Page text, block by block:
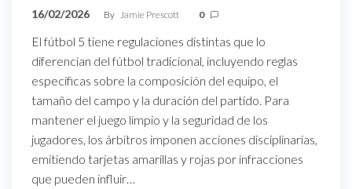
16/02/2026 By Jamie Prescott 0
El fútbol 5 tiene regulaciones distintas que lo
diferencian del fútbol tradicional, incluyendo reglas
específicas sobre la composición del equipo, el
tamaño del campo y la duración del partido. Para
mantener el juego limpio y la seguridad de los
jugadores, los árbitros imponen acciones disciplinarias,
emitiendo tarjetas amarillas y rojas por infracciones
que pueden influir…